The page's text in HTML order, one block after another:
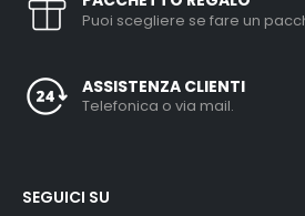
Puoi scegliere se fare un
ASSISTENZA CLIENTI
Telefonica o via mail.
SEGUICI SU